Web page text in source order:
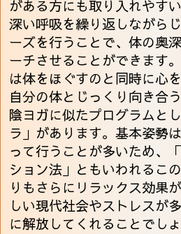
がある方にも取り入れやす
深い呼吸を繰り返しながら
ーズを行うことで、体の奥
ーチさせることができます
は体をほぐすのと同時に心
自分の体とじっくり向き合
陰ヨガに似たプログラムと
ラ」があります。基本姿勢
って行うことが多いため、
ション法」ともいわれるこ
りもさらにリラックス効果
しい現代社会やストレスが
に解放してくれることでしょ